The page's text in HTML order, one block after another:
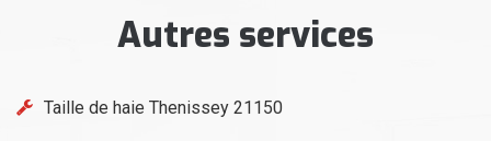
Autres services
Taille de haie Thenissey 21150